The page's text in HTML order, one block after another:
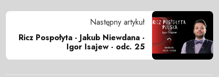
Następny artykuł
Ricz Pospołyta - Jakub Niewdana -
Igor Isajew - odc. 25